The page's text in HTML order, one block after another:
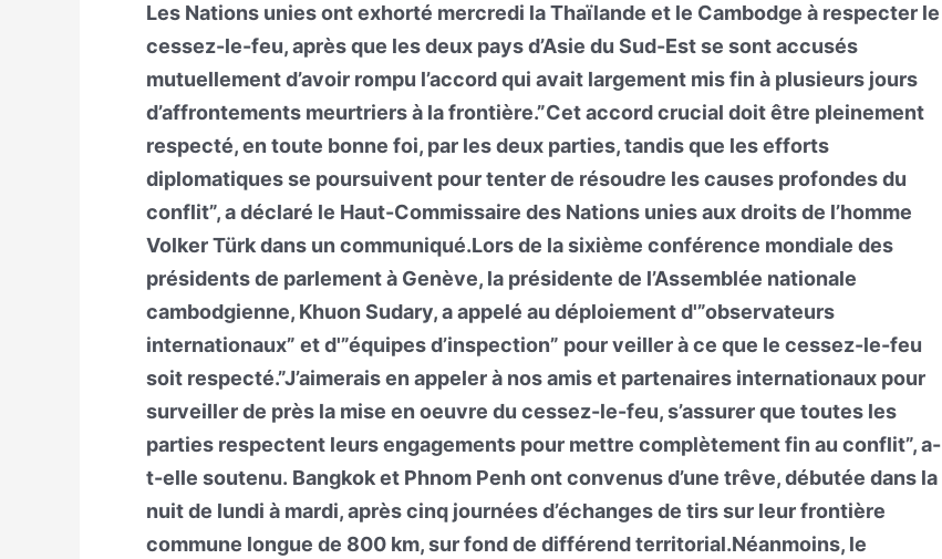
Les Nations unies ont exhorté mercredi la Thaïlande et le Cambodge à respecter le
cessez-le-feu, après que les deux pays d’Asie du Sud-Est se sont accusés
mutuellement d’avoir rompu l’accord qui avait largement mis fin à plusieurs jours
d’affrontements meurtriers à la frontière.”Cet accord crucial doit être pleinement
respecté, en toute bonne foi, par les deux parties, tandis que les efforts
diplomatiques se poursuivent pour tenter de résoudre les causes profondes du
conflit”, a déclaré le Haut-Commissaire des Nations unies aux droits de l’homme
Volker Türk dans un communiqué.Lors de la sixième conférence mondiale des
présidents de parlement à Genève, la présidente de l’Assemblée nationale
cambodgienne, Khuon Sudary, a appelé au déploiement d'”observateurs
internationaux” et d'”équipes d’inspection” pour veiller à ce que le cessez-le-feu
soit respecté.”J’aimerais en appeler à nos amis et partenaires internationaux pour
surveiller de près la mise en oeuvre du cessez-le-feu, s’assurer que toutes les
parties respectent leurs engagements pour mettre complètement fin au conflit”, a-
t-elle soutenu. Bangkok et Phnom Penh ont convenus d’une trêve, débutée dans la
nuit de lundi à mardi, après cinq journées d’échanges de tirs sur leur frontière
commune longue de 800 km, sur fond de différend territorial.Néanmoins, le